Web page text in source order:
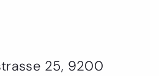
25, 9200